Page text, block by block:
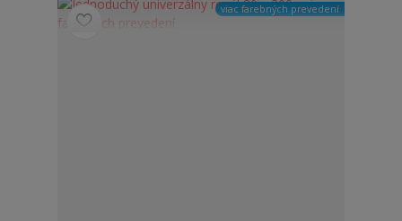
viac farebných prevedení